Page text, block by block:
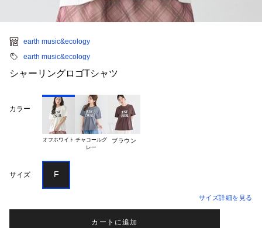
earth music&ecology
earth music&ecology
シャーリングロゴTシャツ
カラー
オフホワイト チャコールグ
ブラウン
サイズ F
サイズ詳細を見る
カートに追加